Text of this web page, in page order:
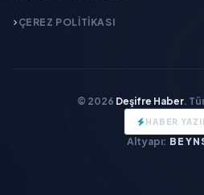
ÇEREZ POLITIKASI
© 2026 Deşifre Haber.
HABER
Altyapı: